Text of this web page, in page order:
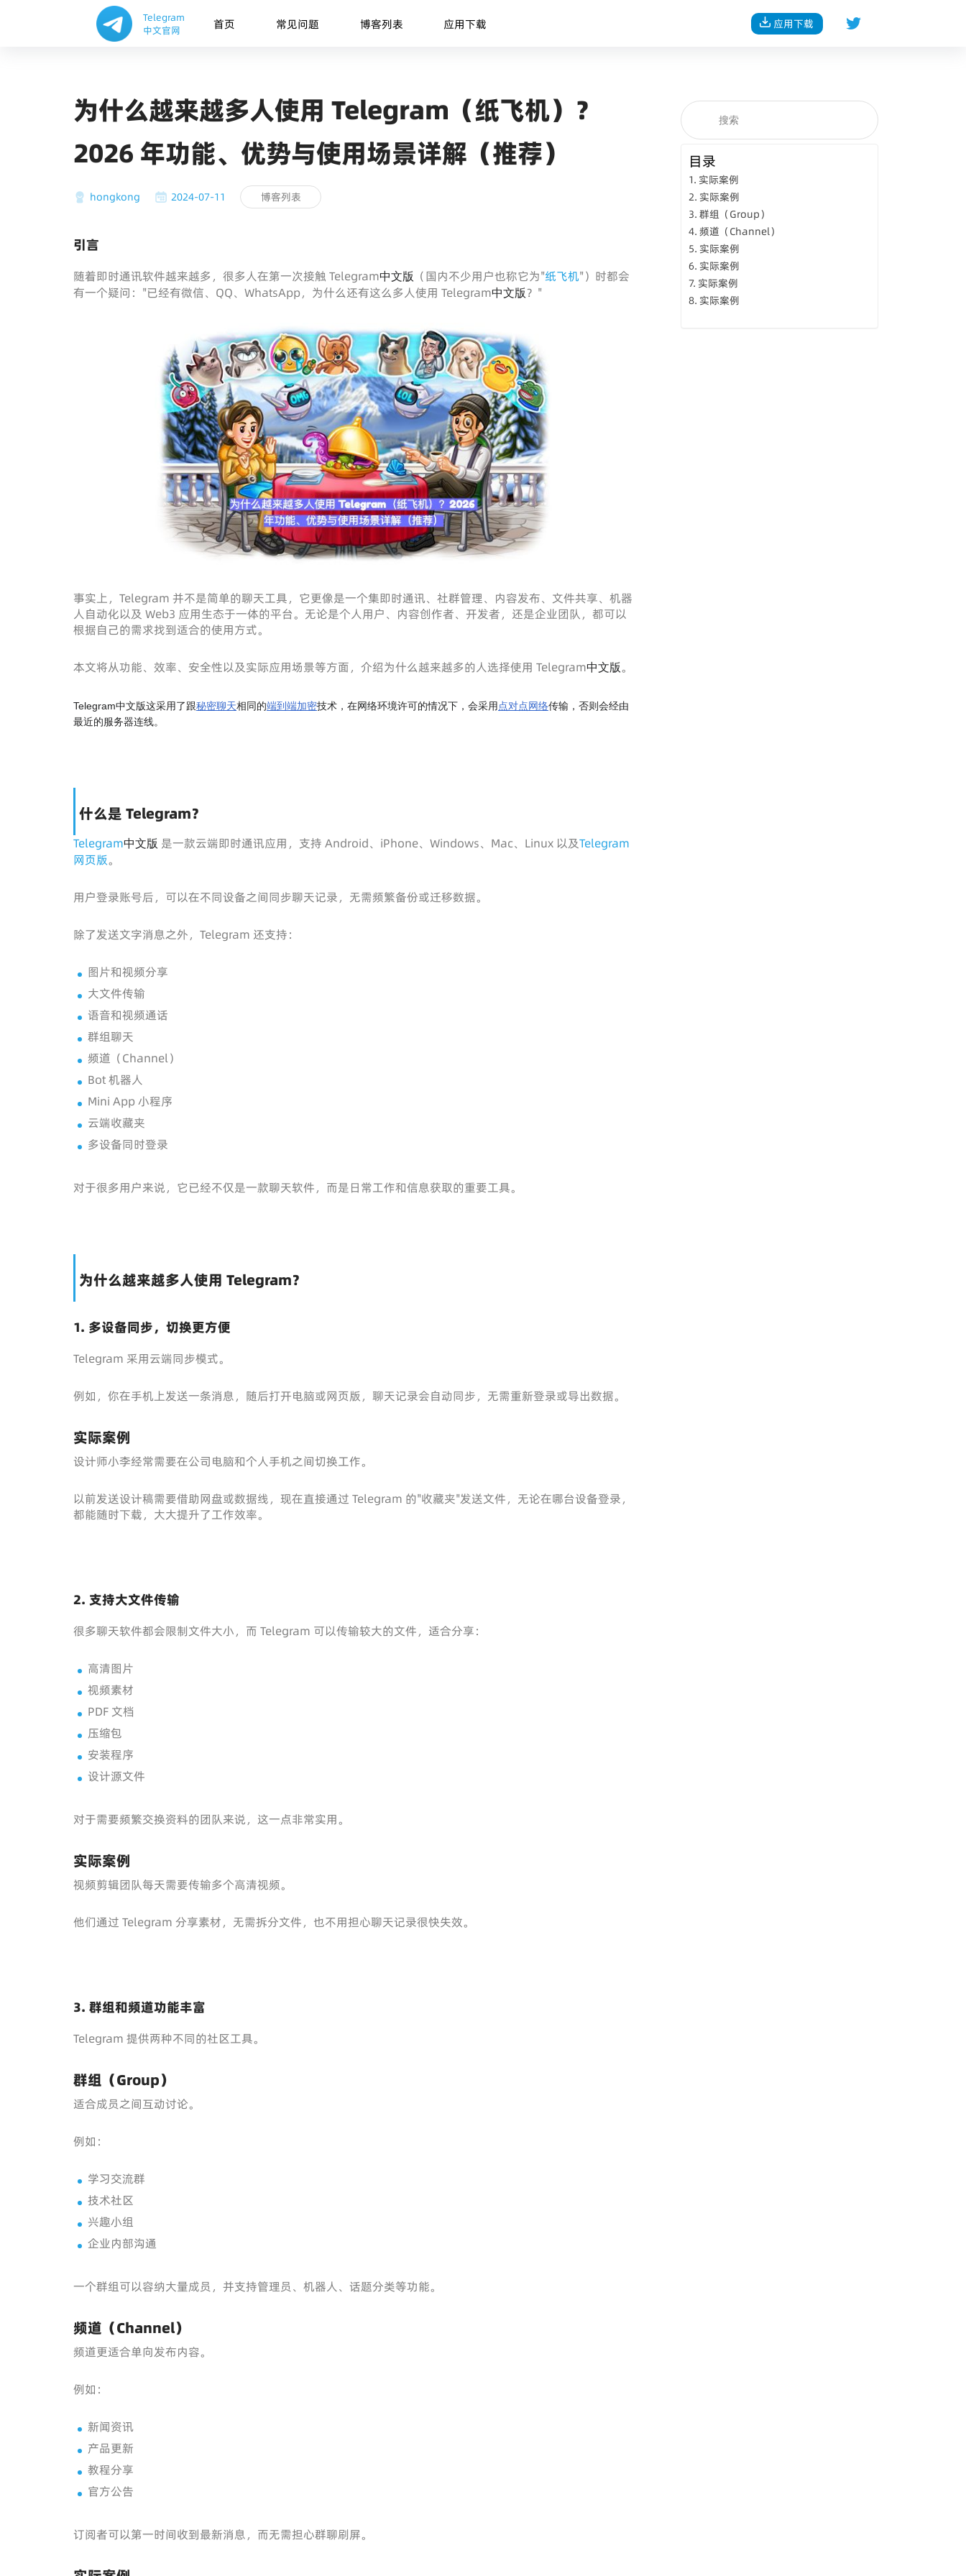
Telegram
中文官网
首页 常见问题 博客列表 应用下载 应用下载
为什么越来越多人使用 Telegram（纸飞机）？
2026 年功能、优势与使用场景详解（推荐）
hongkong 2024-07-11 博客列表
引言
随着即时通讯软件越来越多，很多人在第一次接触 Telegram中文版 （国内不少用户也称它为"纸飞机"）时都会
有一个疑问："已经有微信、QQ、WhatsApp，为什么还有这么多人使用 Telegram中文版？"
事实上，Telegram 并不是简单的聊天工具，它更像是一个集即时通讯、社群管理、内容发布、文件共享、机器
人自动化以及 Web3 应用生态于一体的平台。无论是个人用户、内容创作者、开发者，还是企业团队，都可以
根据自己的需求找到适合的使用方式。
本文将从功能、效率、安全性以及实际应用场景等方面，介绍为什么越来越多的人选择使用 Telegram中文版。
Telegram中文版这采用了跟秘密聊天相同的端到端加密技术，在网络环境许可的情况下，会采用 点对点网络传输，否则会经由
最近的服务器连线。
什么是 Telegram？
Telegram中文版 是一款云端即时通讯应用，支持 Android、iPhone、Windows、Mac、Linux 以及Telegram
网页版。
用户登录账号后，可以在不同设备之间同步聊天记录，无需频繁备份或迁移数据。
除了发送文字消息之外，Telegram 还支持：
图片和视频分享
大文件传输
语音和视频通话
群组聊天
频道（Channel）
Bot 机器人
Mini App 小程序
云端收藏夹
多设备同时登录
对于很多用户来说，它已经不仅是一款聊天软件，而是日常工作和信息获取的重要工具。
为什么越来越多人使用 Telegram？
1. 多设备同步，切换更方便
Telegram 采用云端同步模式。
例如，你在手机上发送一条消息，随后打开电脑或网页版，聊天记录会自动同步，无需重新登录或导出数据。
实际案例
设计师小李经常需要在公司电脑和个人手机之间切换工作。
以前发送设计稿需要借助网盘或数据线，现在直接通过 Telegram 的"收藏夹"发送文件，无论在哪台设备登录，
都能随时下载，大大提升了工作效率。
2. 支持大文件传输
很多聊天软件都会限制文件大小，而 Telegram 可以传输较大的文件，适合分享：
高清图片
视频素材
PDF 文档
压缩包
安装程序
设计源文件
对于需要频繁交换资料的团队来说，这一点非常实用。
实际案例
视频剪辑团队每天需要传输多个高清视频。
他们通过 Telegram 分享素材，无需拆分文件，也不用担心聊天记录很快失效。
3. 群组和频道功能丰富
Telegram 提供两种不同的社区工具。
群组（Group）
适合成员之间互动讨论。
例如：
学习交流群
技术社区
兴趣小组
企业内部沟通
一个群组可以容纳大量成员，并支持管理员、机器人、话题分类等功能。
频道（Channel）
频道更适合单向发布内容。
例如：
新闻资讯
产品更新
教程分享
官方公告
订阅者可以第一时间收到最新消息，而无需担心群聊刷屏。
目录
实际案例
实际案例
群组（Group）
频道（Channel）
实际案例
实际案例
实际案例
实际案例